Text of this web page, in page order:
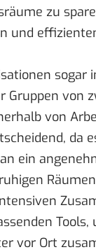
zu
und
sogar
von
von
da
ein
vor Ort